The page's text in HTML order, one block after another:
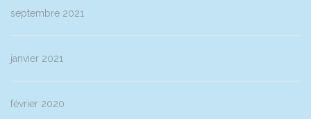
septembre 2021
janvier 2021
février 2020